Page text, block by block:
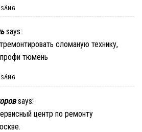
says:
сломаную технику,
профи тюмень
says:
центр по ремонту